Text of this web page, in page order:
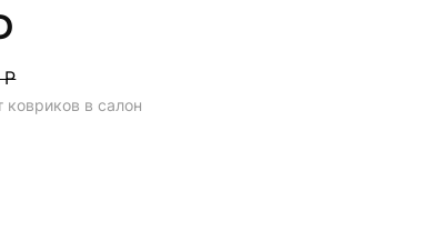
Р
ковриков в салон